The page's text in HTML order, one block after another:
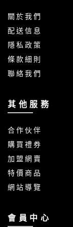
關 於 我 們
配 送 信 息
隱 私 政 策
條 款 細 則
聯 絡 我 們
其 他 服 務
合 作 伙 伴
購 買 禮 券
加 盟 網 賣
特 價 商 品
網 站 導 覽
會 員 中 心